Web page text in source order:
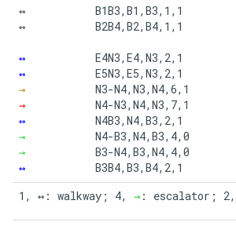
↔
↔
↔
↔
→
→
↔
→
→
↔
B1B3,B1,B3,1,1
B2B4,B2,B4,1,1
E4N3,E4,N3,2,1
E5N3,E5,N3,2,1
N3-N4,N3,N4,6,1
N4-N3,N4,N3,7,1
N4B3,N4,B3,2,1
N4-B3,N4,B3,4,0
B3-N4,B3,N4,4,0
B3B4,B3,B4,2,1
1, ↔: walkway; 4, → : escalator; 2,